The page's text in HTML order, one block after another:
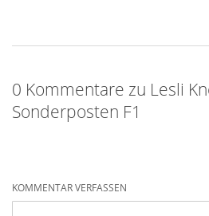
hat uns erreicht. Ein großer
verschiedenen Discountern und
kommen so bei uns als
0 Kommentare zu Lesli
Sonderposten F1
KOMMENTAR VERFASSEN